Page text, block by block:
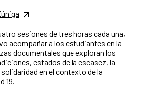
sesiones de tres horas cada una,
acompañar a los estudiantes en la
documentales que exploran los
estados de la escasez, la
en el contexto de la
19.